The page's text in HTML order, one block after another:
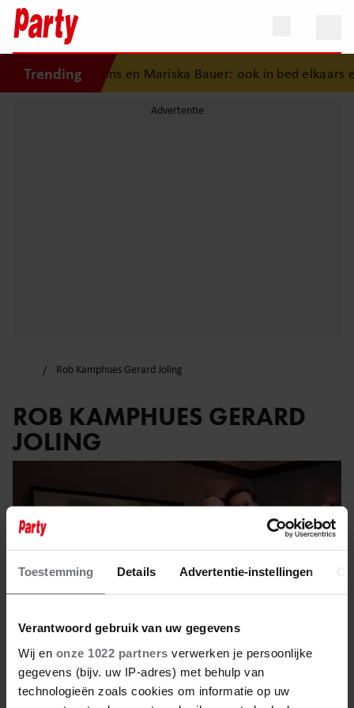
Toestemming Details Advertentie-instellingen
Verantwoord gebruik van uw gegevens
Wij en onze 1022 partners verwerken je persoonlijke
gegevens (bijv. uw IP-adres) met behulp van
technologieën zoals cookies om informatie op uw
Trendingvan Frans en Mariska Bauer: ook in bed elkaars
Rob Kamphues Gerard Joling
ROB KAMPHUES GERARD
JOLING